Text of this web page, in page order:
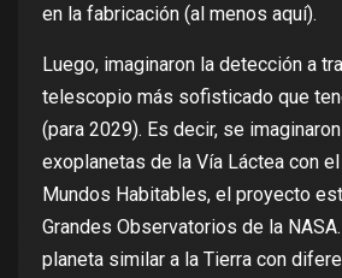
en la fabricación (al menos aquí).
Luego, imaginaron la detección a
telescopio más sofisticado que
(para 2029). Es decir, se
exoplanetas de la Vía Láctea con
Mundos Habitables, el proyecto
Grandes Observatorios de la
planeta similar a la Tierra con